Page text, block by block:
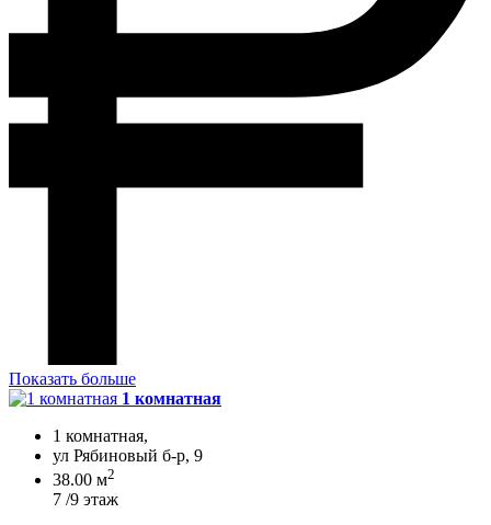
Показать больше
1 комнатная
1 комнатная,
ул Рябиновый б-р, 9
38.00 м2
7 /9 этаж